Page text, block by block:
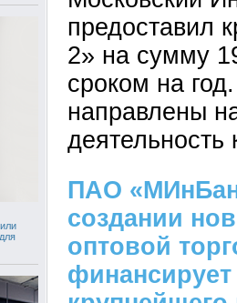
предоставил
2» на сумму
сроком на
направлены
деятельность
ПАО
создании
оптовой
финансирует